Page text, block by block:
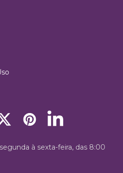
à sexta-feira, das 8:00